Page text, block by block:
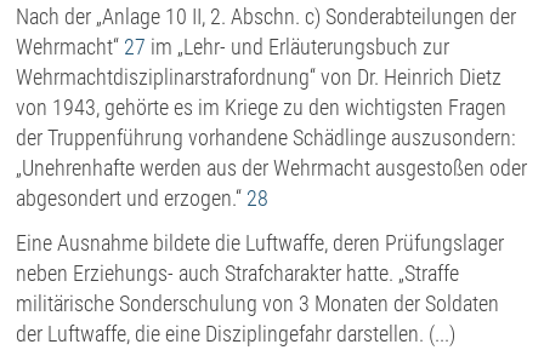
Nach der „Anlage 10 II, 2. Abschn. c) Sonderabteilungen der
Wehrmacht“ 27 im „Lehr- und Erläuterungsbuch zur
Wehrmachtdisziplinarstrafordnung“ von Dr. Heinrich Dietz
von 1943, gehörte es im Kriege zu den wichtigsten Fragen
der Truppenführung vorhandene Schädlinge auszusondern:
„Unehrenhafte werden aus der Wehrmacht ausgestoßen oder
abgesondert und erzogen.“ 28
Eine Ausnahme bildete die Luftwaffe, deren Prüfungslager
neben Erziehungs- auch Strafcharakter hatte. „Straffe
militärische Sonderschulung von 3 Monaten der Soldaten
der Luftwaffe, die eine Disziplingefahr darstellen. (...)